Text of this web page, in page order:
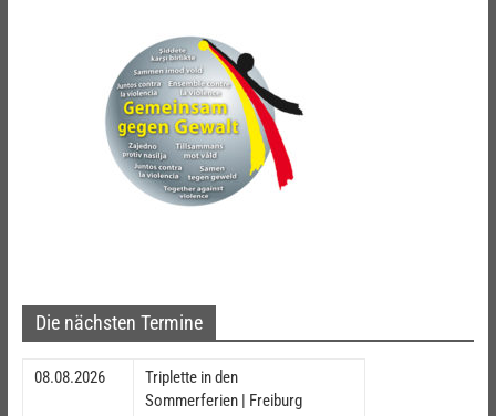
Die nächsten Termine
08.08.2026
Triplette in den
Sommerferien | Freiburg